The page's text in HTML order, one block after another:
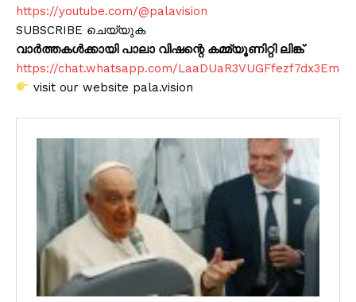
https://youtube.com/@palavision
SUBSCRIBE ചെയ്യുക
വാർത്തകൾക്കായി പാലാ വിഷന്റെ കമ്മ്യൂണിറ്റി ലിങ്ക്
https://chat.whatsapp.com/LaaDUaR3VUGFfezf7dx3Em
visit our website pala.vision